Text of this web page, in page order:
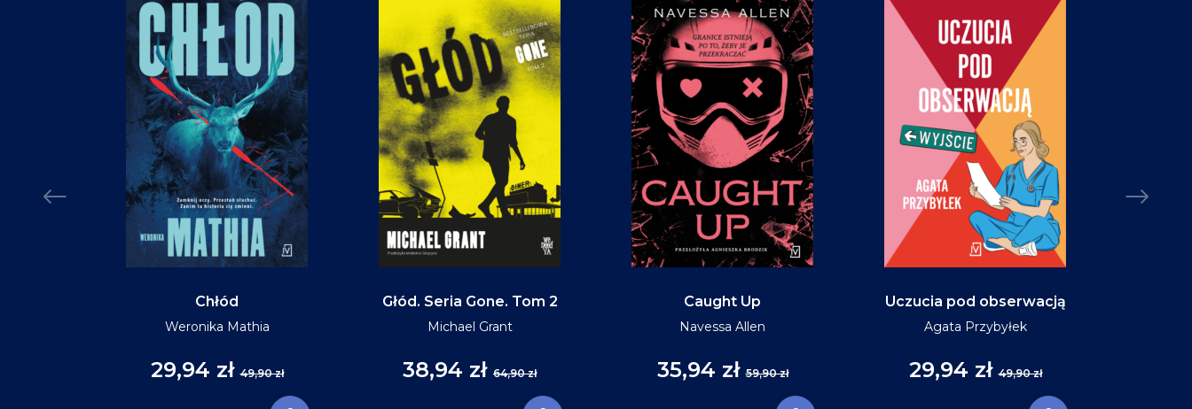
Chłód
Weronika Mathia
29,94 zł49,90 zł
Głód. Seria Gone. Tom 2
Michael Grant
38,94 zł 64,90 zł
Caught Up
Navessa Allen
35,94 zł59,90 zł
Uczucia pod obserwacją
Agata Przybyłek
29,94 zł49,90 zł